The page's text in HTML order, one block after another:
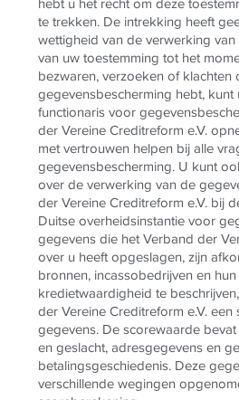
te trekken. De intrekking heeft
wettigheid van de verwerking
van uw toestemming tot het
bezwaren, verzoeken of klachten
gegevensbescherming hebt,
functionaris voor
der Vereine Creditreform e.V.
met vertrouwen helpen bij alle
gegevensbescherming. U kunt
over de verwerking van de
der Vereine Creditreform e.V. bij
Duitse overheidsinstantie voor
gegevens die het Verband der
over u heeft opgeslagen, zijn
bronnen, incassobedrijven en
kredietwaardigheid te
der Vereine Creditreform e.V.
gegevens. De scorewaarde
en geslacht, adresgegevens en
betalingsgeschiedenis. Deze
verschillende wegingen